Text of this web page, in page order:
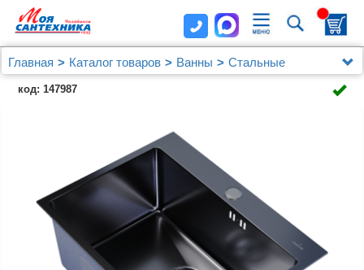
Главная Каталог товаров Ванны
Стальные
Мойка настол.монтаж 60х45 (3,0) вып 3 1/2 MIXLINE
PRO 22см с сифоном (черный графит)
код: 147987